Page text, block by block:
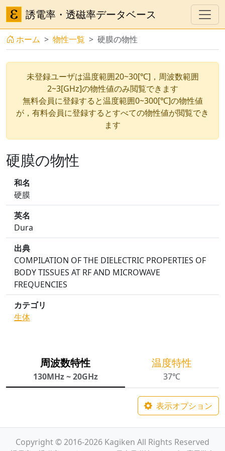
誘電率・透磁率データベース
ホーム 物性一覧 硬膜の物性
未登録ユーザは温度範囲20~30[℃]，周波数範囲
2~3[GHz]の物性値のみ閲覧できます
無料会員に登録すると温度範囲0~300[℃]の物性値
が，有料会員に登録するとすべての物性値が閲覧でき
ます
硬膜の物性
和名
硬膜
英名
Dura
出典
COMPILATION OF THE DIELECTRIC PROPERTIES OF
BODY TISSUES AT RF AND MICROWAVE
FREQUENCIES
カテゴリ
生体
周波数特性
130MHz ~ 20GHz
温度特性
37℃
表示オプション
Copyright © 2016-2026 Kagiken All Rights Reserved